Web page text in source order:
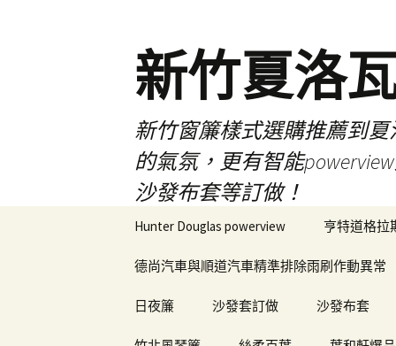
新竹夏洛
新竹窗簾樣式選購推薦到
的氣氛，更有智能
沙發布套等訂做！
Hunter Douglas powerview 亨特道格拉
德尚汽車與順道汽車精準排除雨刷作動異常
日夜簾 沙發套訂做 沙發布套